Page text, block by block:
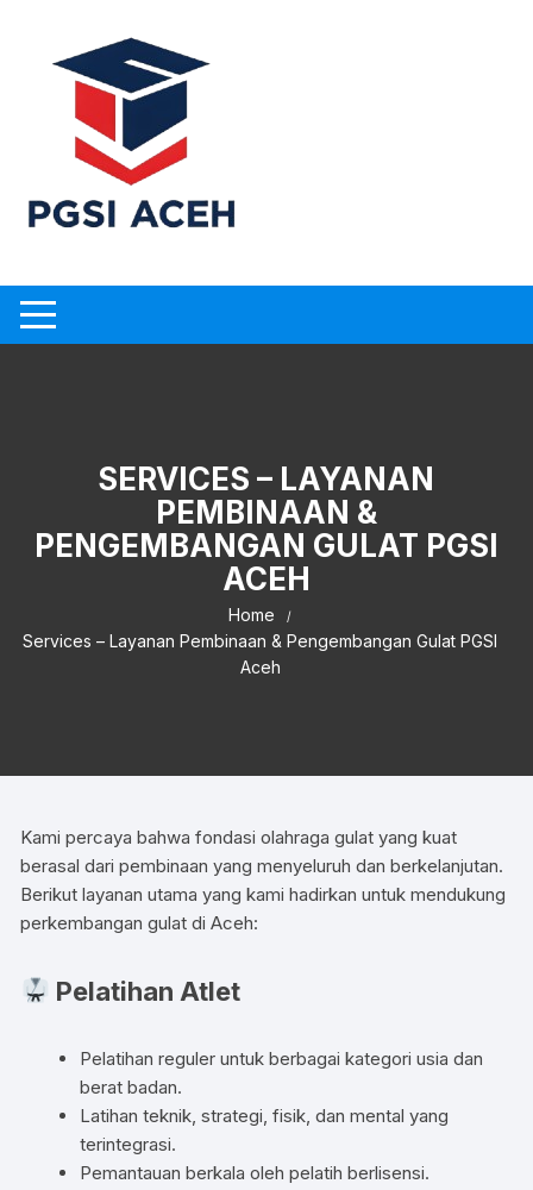
content
SERVICES – LAYANAN
PEMBINAAN &
PENGEMBANGAN GULAT PGSI
ACEH
Home
Services – Layanan Pembinaan & Pengembangan Gulat PGSI
Aceh
Kami percaya bahwa fondasi olahraga gulat yang kuat
berasal dari pembinaan yang menyeluruh dan berkelanjutan.
Berikut layanan utama yang kami hadirkan untuk mendukung
perkembangan gulat di Aceh:
Pelatihan Atlet
Pelatihan reguler untuk berbagai kategori usia dan
berat badan.
Latihan teknik, strategi, fisik, dan mental yang
terintegrasi.
Pemantauan berkala oleh pelatih berlisensi.